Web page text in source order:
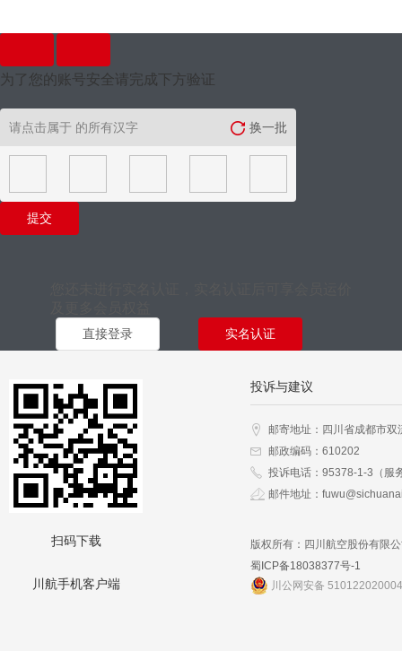
为了您的账号安全请完成下方验证
请点击属于 的所有汉字 换一批
提交
直接登录 实名认证
扫码下载
川航手机客户端
投诉与建议
邮寄地址：四川省成都市
邮政编码：610202
投诉电话：95378-1-3（服
邮件地址：
版权所有：四川航空股份有限
蜀ICP备18038377号-1
川公网安备